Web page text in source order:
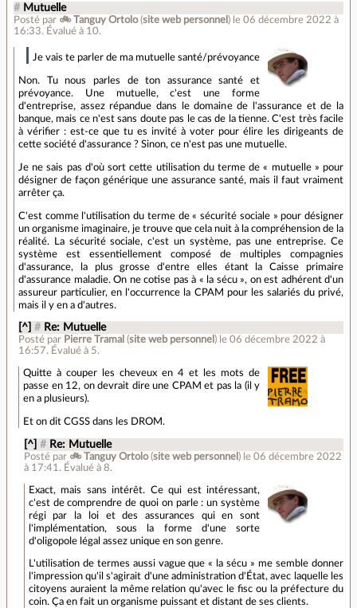
# Mutuelle
Posté par 🚲 Tanguy Ortolo(site web personnel ) le 06 décembre 2022 à
16:33. Évalué à 10.
Je vais te parler de ma mutuelle santé/prévoyance
Non. Tu nous parles de ton assurance santé et
prévoyance. Une mutuelle, c'est une forme
d'entreprise, assez répandue dans le domaine de l'assurance et de la
banque, mais ce n'est sans doute pas le cas de la tienne. C'est très facile
à vérifier : est-ce que tu es invité à voter pour élire les dirigeants de
cette société d'assurance ? Sinon, ce n'est pas une mutuelle.
Je ne sais pas d'où sort cette utilisation du terme de « mutuelle » pour
désigner de façon générique une assurance santé, mais il faut vraiment
arrêter ça.
C'est comme l'utilisation du terme de « sécurité sociale » pour désigner
un organisme imaginaire, je trouve que cela nuit à la compréhension de la
réalité. La sécurité sociale, c'est un système, pas une entreprise. Ce
système est essentiellement composé de multiples compagnies
d'assurance, la plus grosse d'entre elles étant la Caisse primaire
d'assurance maladie. On ne cotise pas à « la sécu », on est adhérent d'un
assureur particulier, en l'occurrence la CPAM pour les salariés du privé,
mais il y en a d'autres.
[^] # Re: Mutuelle
Posté par Pierre Tramal (site web personnel ) le 06 décembre 2022 à
16:57. Évalué à 5.
Quitte à couper les cheveux en 4 et les mots de
passe en 12, on devrait dire une CPAM et pas la (il y
en a plusieurs).
Et on dit CGSS dans les DROM.
[^] # Re: Mutuelle
Posté par 🚲 Tanguy Ortolo(site web personnel ) le 06 décembre 2022
à 17:41 . Évalué à 8.
Exact, mais sans intérêt. Ce qui est intéressant,
c'est de comprendre de quoi on parle : un système
régi par la loi et des assurances qui en sont
l'implémentation, sous la forme d'une sorte
d'oligopole légal assez unique en son genre.
L'utilisation de termes aussi vague que « la sécu » me semble donner
l'impression qu'il s'agirait d'une administration d'État, avec laquelle les
citoyens auraient la même relation qu'avec le fisc ou la préfecture du
coin. Ça en fait un organisme puissant et distant de ses clients.